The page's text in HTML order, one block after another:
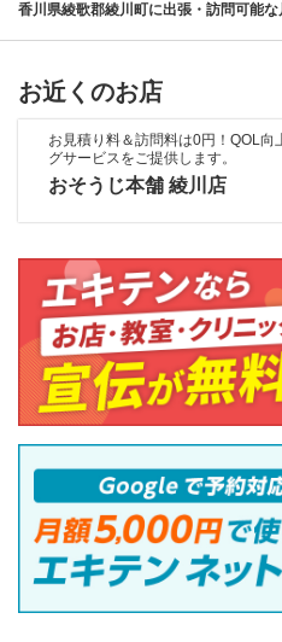
香川県綾歌郡綾川町に出張・訪問可能
お近くのお店
お見積り料＆訪問料は0円！QOL
グサービスをご提供します。
おそうじ本舗 綾川店